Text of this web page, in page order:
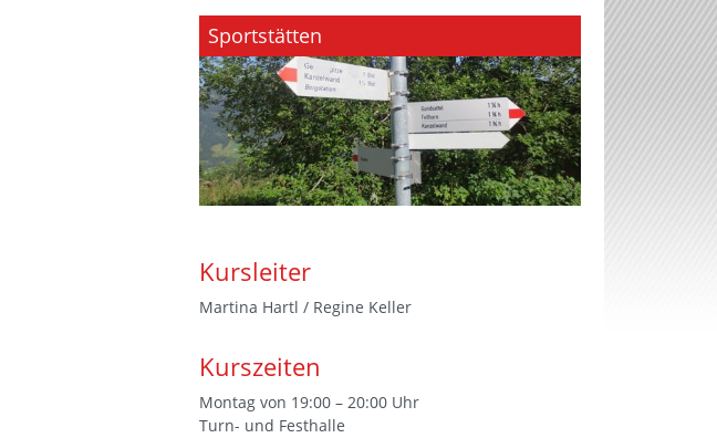
Sportstätten
Kursleiter
Martina Hartl / Regine Keller
Kurszeiten
Montag von 19:00 – 20:00 Uhr
Turn- und Festhalle